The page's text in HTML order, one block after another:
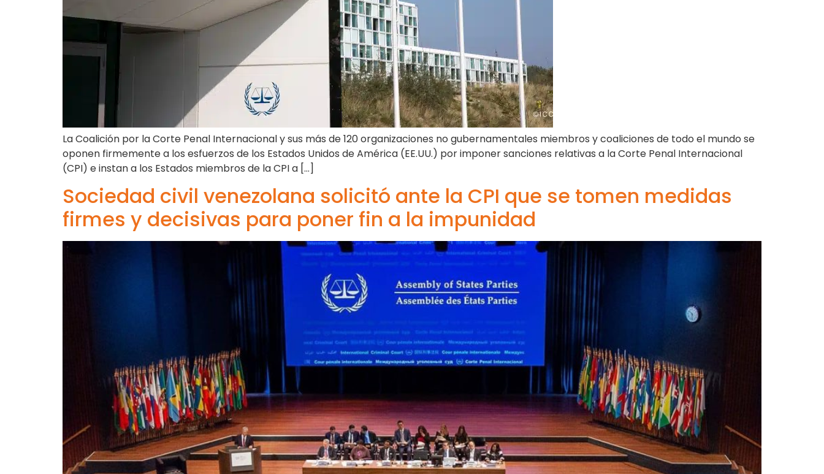
La Coalición por la Corte Penal Internacional y sus más de 120 organizaciones no gubernamentales miembros y coaliciones de todo el mundo se
oponen firmemente a los esfuerzos de los Estados Unidos de América (EE.UU.) por imponer sanciones relativas a la Corte Penal Internacional
(CPI) e instan a los Estados miembros de la CPI a […]
Sociedad civil venezolana solicitó ante la CPI que se tomen medidas
firmes y decisivas para poner fin a la impunidad